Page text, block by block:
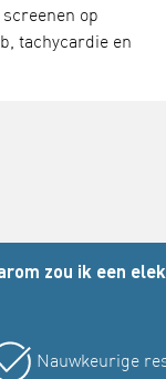
op
tachycardie en
zou ik een
Nauwkeurige